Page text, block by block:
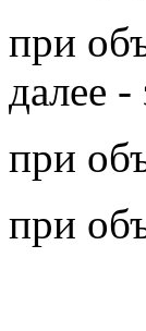
при
далее
при
при